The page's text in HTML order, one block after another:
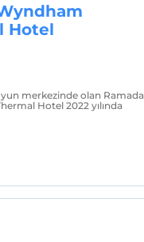
Hotel
merkezinde olan Ramada
Hotel 2022 yılında